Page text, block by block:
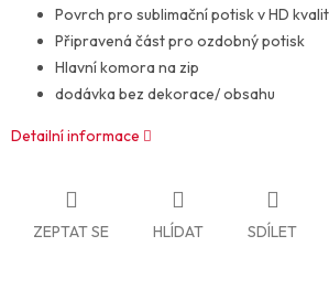
Povrch pro sublimační potisk v HD
Připravená část pro ozdobný potisk
Hlavní komora na zip
dodávka bez dekorace/ obsahu
Detailní informace
ZEPTAT SE HLÍDAT SDÍLET